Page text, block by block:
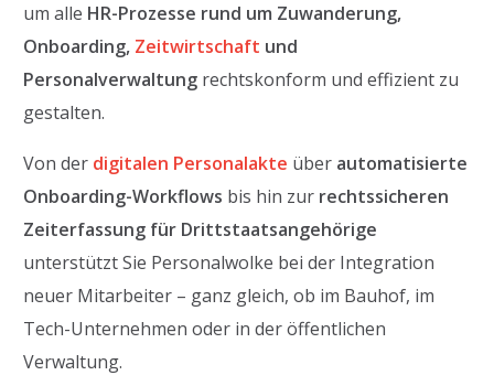
um alle HR-Prozesse rund um Zuwanderung,
Onboarding, Zeitwirtschaft und
Personalverwaltung rechtskonform und effizient zu
gestalten.
Von der digitalen Personalakte über automatisierte
Onboarding-Workflows bis hin zur rechtssicheren
Zeiterfassung für Drittstaatsangehörige
unterstützt Sie Personalwolke bei der Integration
neuer Mitarbeiter – ganz gleich, ob im Bauhof, im
Tech-Unternehmen oder in der öffentlichen
Verwaltung.